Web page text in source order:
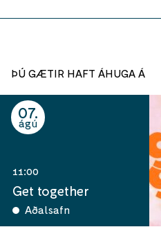
ÞÚ GÆTIR HAFT ÁHUGA Á
07
ágú
11:00
Get together
Aðalsafn